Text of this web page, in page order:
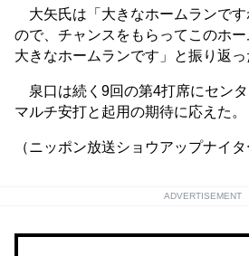
大矢氏は「大きなホームランです
ので、チャンスをもらってこのホー
大きなホームランです」と振り返っ
泉口は続く9回の第4打席にセンタ
マルチ安打と起用の期待に応えた。
（ニッポン放送ショウアップナイタ
ADVERTISEMENT